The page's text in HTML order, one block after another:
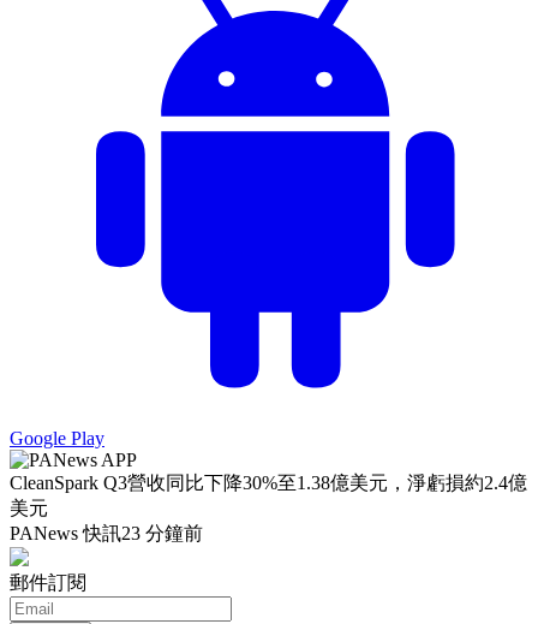
Google Play
CleanSpark Q3營收同比下降30%至1.38億美元，淨虧損約2.4億
美元
PANews 快訊23 分鐘前
郵件訂閱